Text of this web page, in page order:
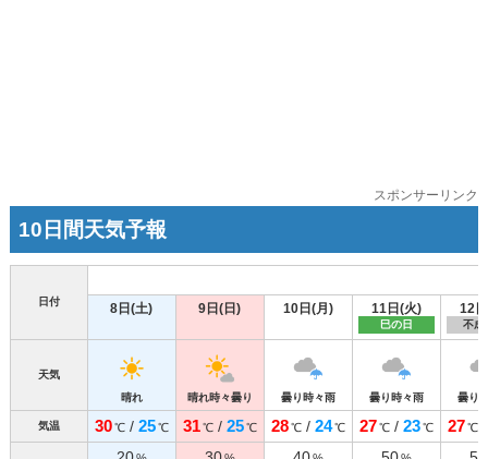
スポンサーリンク
10日間天気予報
日付 8日(土) 9日(日) 10日(月) 11日(火)
巳の日
12
不成
天気
晴れ
晴れ時々曇り 曇り時々雨 曇り時々雨 曇り
気温 30℃/ 25℃ 31℃/ 25℃ 28℃/ 24℃ 27℃/ 23℃ 27℃